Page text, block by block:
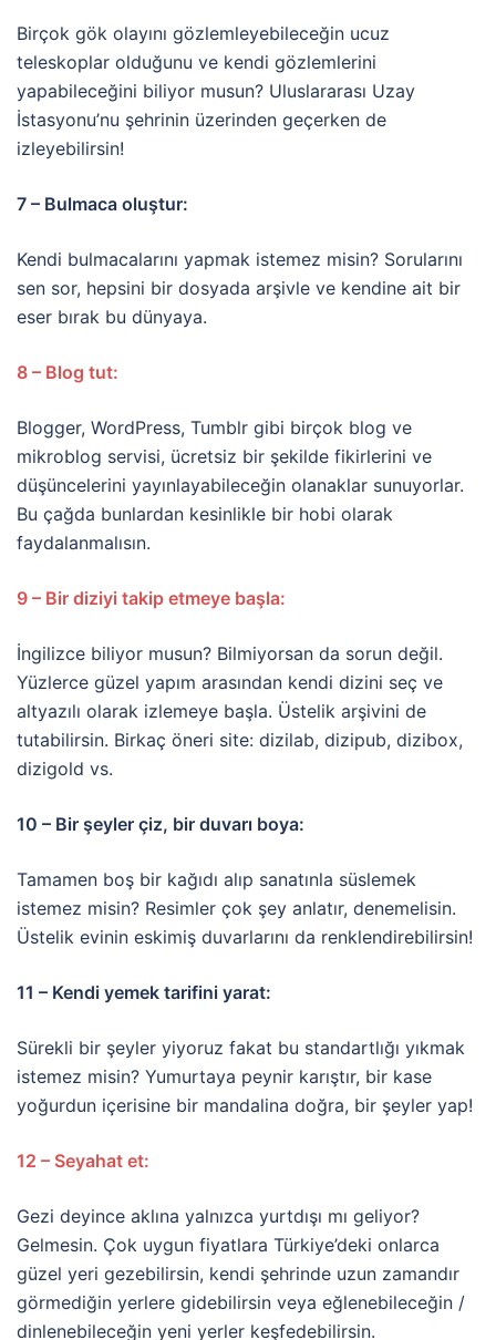
Birçok gök olayını gözlemleyebileceğin ucuz
teleskoplar olduğunu ve kendi gözlemlerini
yapabileceğini biliyor musun? Uluslararası Uzay
İstasyonu’nu şehrinin üzerinden geçerken de
izleyebilirsin!
7 – Bulmaca oluştur:
Kendi bulmacalarını yapmak istemez misin? Sorularını
sen sor, hepsini bir dosyada arşivle ve kendine ait bir
eser bırak bu dünyaya.
8 – Blog tut:
Blogger, WordPress, Tumblr gibi birçok blog ve
mikroblog servisi, ücretsiz bir şekilde fikirlerini ve
düşüncelerini yayınlayabileceğin olanaklar sunuyorlar.
Bu çağda bunlardan kesinlikle bir hobi olarak
faydalanmalısın.
9 – Bir diziyi takip etmeye başla:
İngilizce biliyor musun? Bilmiyorsan da sorun değil.
Yüzlerce güzel yapım arasından kendi dizini seç ve
altyazılı olarak izlemeye başla. Üstelik arşivini de
tutabilirsin. Birkaç öneri site: dizilab, dizipub, dizibox,
dizigold vs.
10 – Bir şeyler çiz, bir duvarı boya:
Tamamen boş bir kağıdı alıp sanatınla süslemek
istemez misin? Resimler çok şey anlatır, denemelisin.
Üstelik evinin eskimiş duvarlarını da renklendirebilirsin!
11 – Kendi yemek tarifini yarat:
Sürekli bir şeyler yiyoruz fakat bu standartlığı yıkmak
istemez misin? Yumurtaya peynir karıştır, bir kase
yoğurdun içerisine bir mandalina doğra, bir şeyler yap!
12 – Seyahat et:
Gezi deyince aklına yalnızca yurtdışı mı geliyor?
Gelmesin. Çok uygun fiyatlara Türkiye’deki onlarca
güzel yeri gezebilirsin, kendi şehrinde uzun zamandır
görmediğin yerlere gidebilirsin veya eğlenebileceğin /
dinlenebileceğin yeni yerler keşfedebilirsin.